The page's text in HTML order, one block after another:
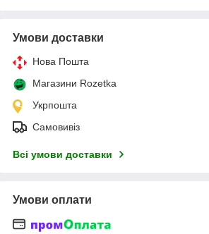
Умови доставки
Нова Пошта
Магазини Rozetka
Укрпошта
Самовивіз
Всі умови доставки
Умови оплати